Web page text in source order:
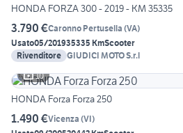
HONDA FORZA 300 - 2019 - KM 35335
3.790 €Caronno Pertusella (VA)
Usato05/201935335 KmScooter
Rivenditore GIUDICI MOTO S.r.l
10
HONDA Forza Forza 250
1.490 €Vicenza (VI)